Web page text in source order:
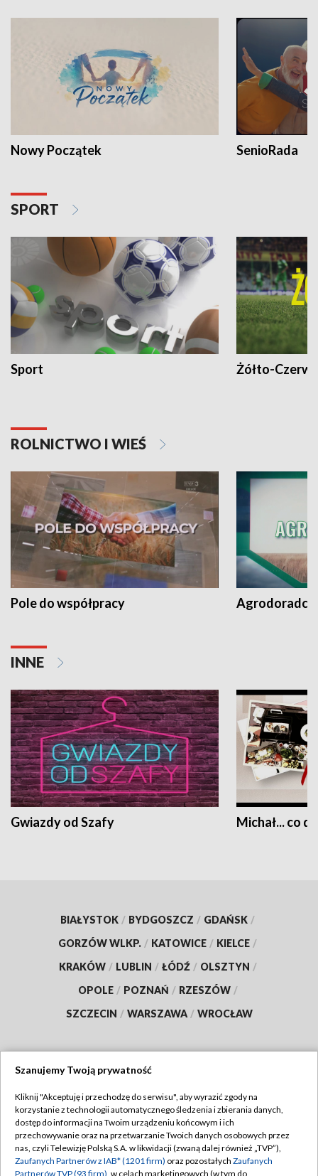
Nowy Początek SenioRada
SPORT
Sport Żółto-
ROLNICTWO I WIEŚ
Pole do współpracy Agrodoradcy
INNE
Gwiazdy od Szafy Michał... co
BIAŁYSTOK / BYDGOSZCZ / GDAŃSK /
GORZÓW WLKP. / KATOWICE / KIELCE /
KRAKÓW / LUBLIN / ŁÓDŹ / OLSZTYN /
OPOLE / POZNAŃ / RZESZÓW /
SZCZECIN / WARSZAWA / WROCŁAW
TVP
Abonament TVP
Emisja w TVP
Regulamin TVP
Polityka prywatności
Szanujemy Twoją prywatność
Kliknij "Akceptuję i przechodzę do serwisu", aby wyrazić zgody na
korzystanie z technologii automatycznego śledzenia i zbierania danych,
dostęp do informacji na Twoim urządzeniu końcowym i ich
przechowywanie oraz na przetwarzanie Twoich danych osobowych przez
nas, czyli Telewizję Polską S.A. w likwidacji (zwaną dalej również „TVP”),
Zaufanych Partnerów z IAB* (1201 firm) oraz pozostałych Zaufanych
Partnerów TVP (93 firm) , w celach marketingowych (w tym do